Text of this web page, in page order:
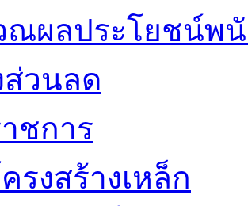
ณผลประโยชน์พ
วนลด
ชการ
รงสร้างเหล็ก